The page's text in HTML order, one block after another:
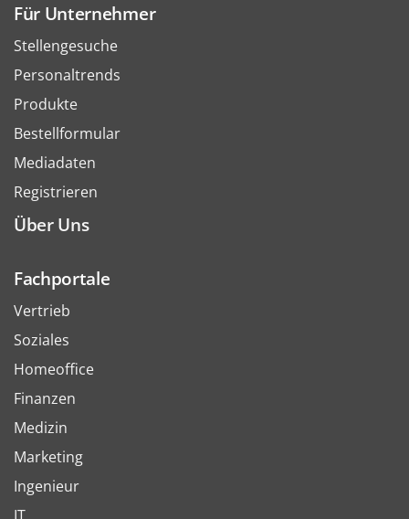
Für Unternehmer
Stellengesuche
Personaltrends
Produkte
Bestellformular
Mediadaten
Registrieren
Über Uns
Fachportale
Vertrieb
Soziales
Homeoffice
Finanzen
Medizin
Marketing
Ingenieur